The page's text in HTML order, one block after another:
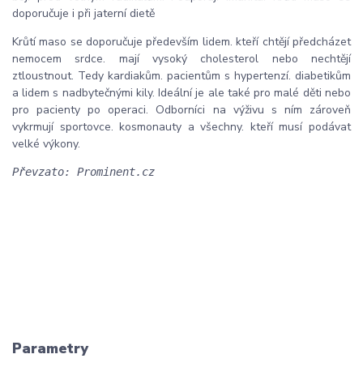
doporučuje i při jaterní dietě
Krůtí maso se doporučuje především lidem. kteří chtějí předcházet
nemocem srdce. mají vysoký cholesterol nebo nechtějí
ztloustnout. Tedy kardiakům. pacientům s hypertenzí. diabetikům
a lidem s nadbytečnými kily. Ideální je ale také pro malé děti nebo
pro pacienty po operaci. Odborníci na výživu s ním zároveň
vykrmují sportovce. kosmonauty a všechny. kteří musí podávat
velké výkony.
Převzato: Prominent.cz
Parametry